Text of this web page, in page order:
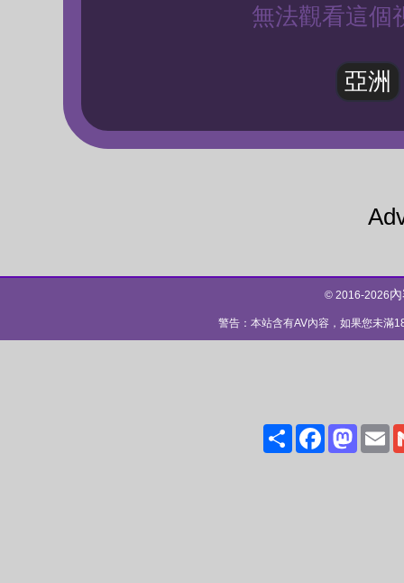
無法觀看這個
亞洲
© 2016-2026
警告：本站含有AV內容，如果您未滿
Share